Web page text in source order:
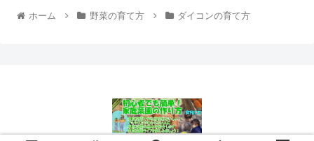
ホーム 野菜の育て方 ダイコンの育て方